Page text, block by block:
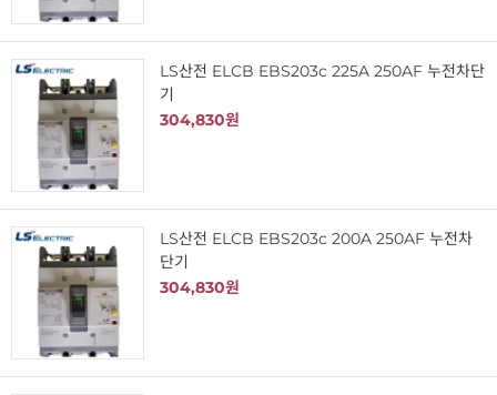
LS산전 ELCB EBS203c 225A 250AF 누전차단
기
304,830원
LS산전 ELCB EBS203c 200A 250AF 누전차
단기
304,830원